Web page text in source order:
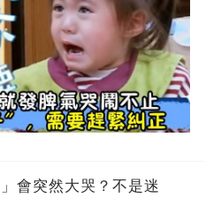
會突然大哭？不是迷